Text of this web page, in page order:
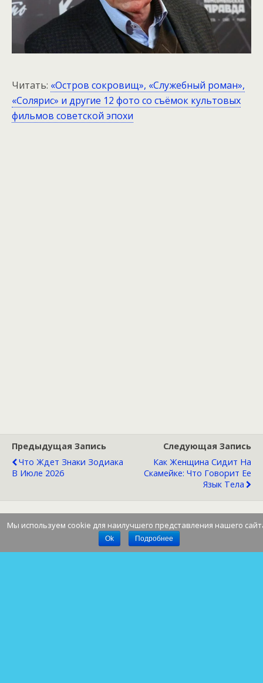
Читать: «Остров сокровищ», «Служебный роман»,
«Солярис» и другие 12 фото со съёмок культовых
фильмов советской эпохи
Предыдущая Запись
Что Ждет Знаки Зодиака
В Июле 2026
Следующая Запись
Как Женщина Сидит На
Скамейке: Что Говорит Ее
Язык Тела
Мы используем cookie для наилучшего представления нашего
Ok Подробнее
Наверх